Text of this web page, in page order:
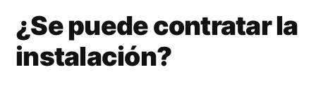
¿Se puede contratar la
instalación?